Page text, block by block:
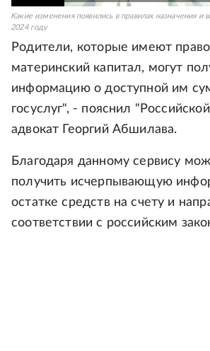
Какие изменения появились в правилах назначения и
2024 году
Родители, которые имеют
материнский капитал, могут
информацию о доступной им
госуслуг", - пояснил
адвокат Георгий Абшилава.
Благодаря данному сервису
получить исчерпывающую
остатке средств на счету и
соответствии с российским